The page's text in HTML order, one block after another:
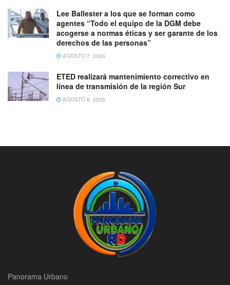
Lee Ballester a los que se forman como
agentes “Todo el equipo de la DGM debe
acogerse a normas éticas y ser garante de los
derechos de las personas”
AGOSTO 7, 2026
ETED realizará mantenimiento correctivo en
línea de transmisión de la región Sur
AGOSTO 6, 2026
Panorama Urbano